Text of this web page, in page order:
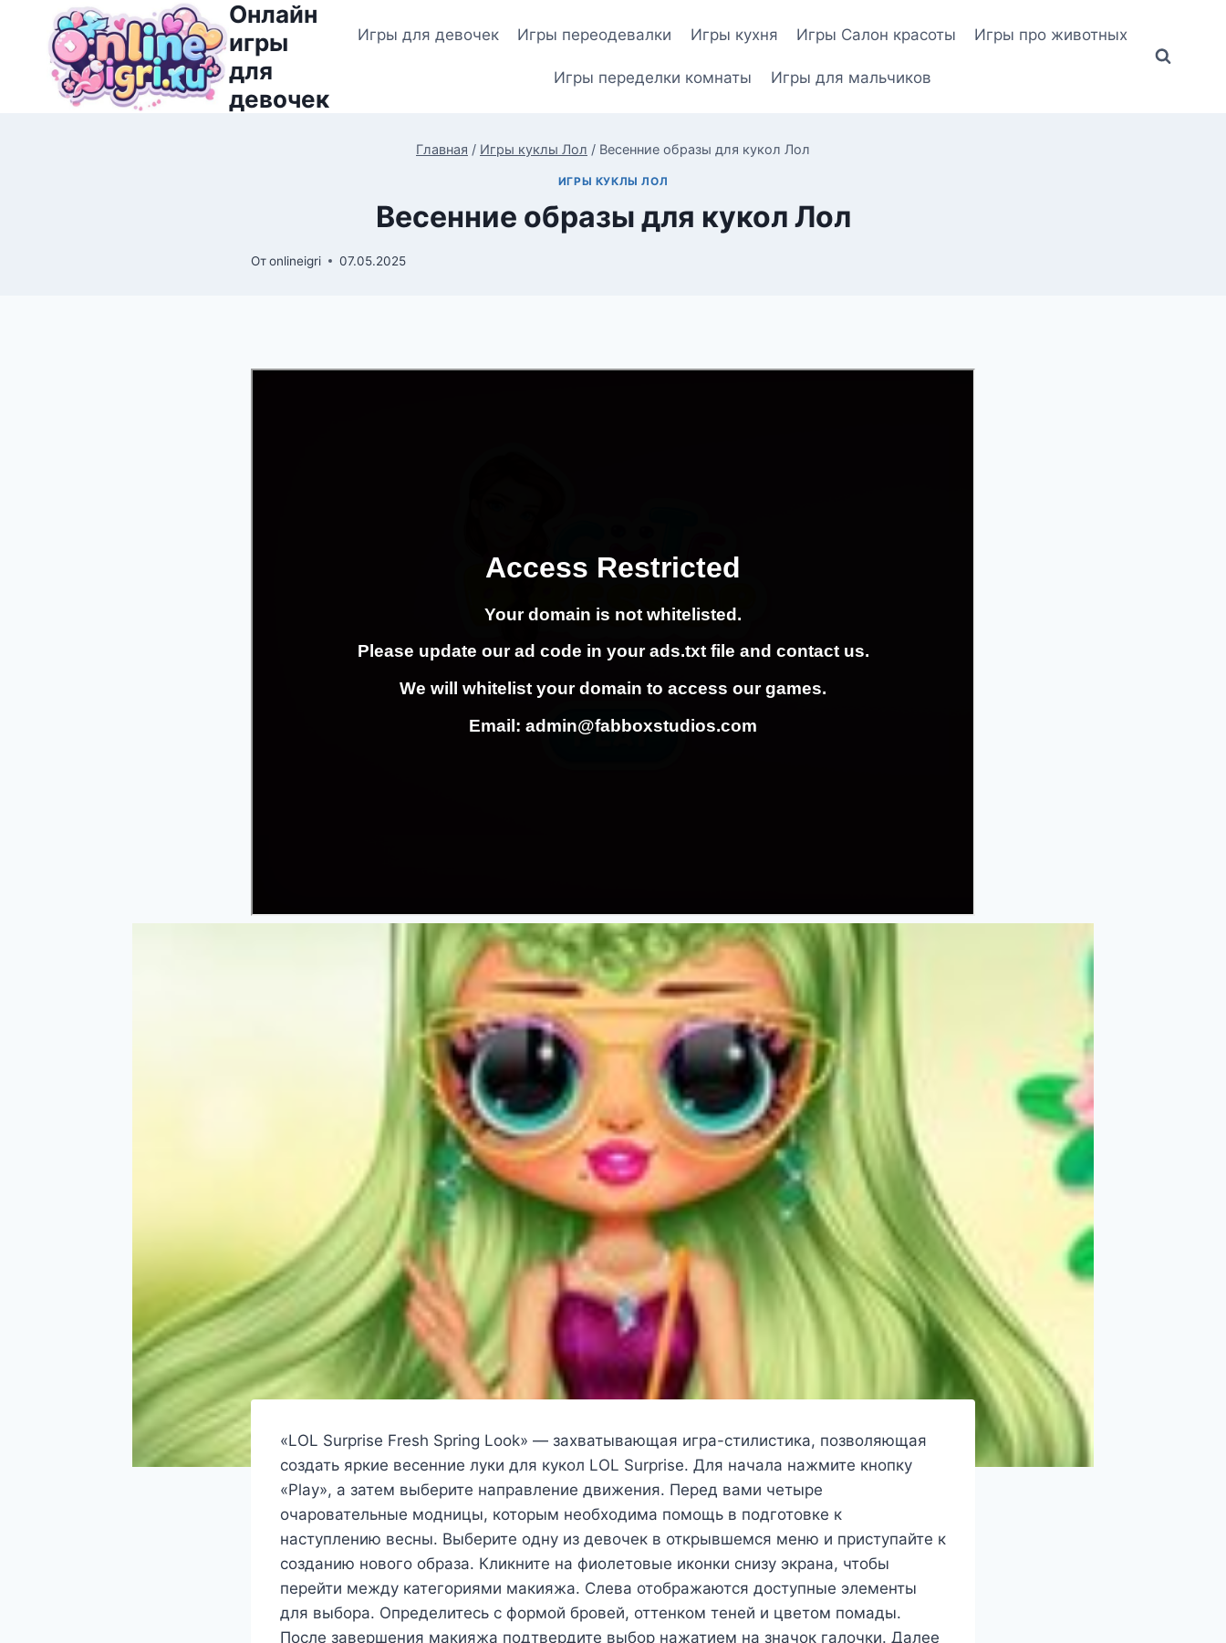
Перейти
содержимому
Онлайн
игры
для
девочек
Игры для девочек Игры переодевалки Игры кухня Игры Салон красоты Игры про животных
Игры переделки комнаты Игры для мальчиков
Главная / Игры куклы Лол / Весенние образы для кукол Лол
ИГРЫ КУКЛЫ ЛОЛ
Весенние образы для кукол Лол
Отonlineigri 07.05.2025
«LOL Surprise Fresh Spring Look» — захватывающая игра-стилистика, позволяющая
создать яркие весенние луки для кукол LOL Surprise. Для начала нажмите кнопку
«Play», а затем выберите направление движения. Перед вами четыре
очаровательные модницы, которым необходима помощь в подготовке к
наступлению весны. Выберите одну из девочек в открывшемся меню и приступайте к
созданию нового образа. Кликните на фиолетовые иконки снизу экрана, чтобы
перейти между категориями макияжа. Слева отображаются доступные элементы
для выбора. Определитесь с формой бровей, оттенком теней и цветом помады.
После завершения макияжа подтвердите выбор нажатием на значок галочки. Далее